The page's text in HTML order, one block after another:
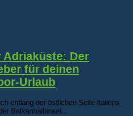
Adriaküste: Der
für deinen
Urlaub
entlang der östlichen Seite Italiens
Balkanhalbinsel...